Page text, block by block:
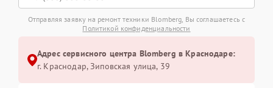
Отправляя заявку на ремонт техники Blomberg, Вы соглашаетесь с
Политикой конфиденциальности
Адрес сервисного центра Blomberg в Краснодаре:
г. Краснодар, Зиповская улица, 39